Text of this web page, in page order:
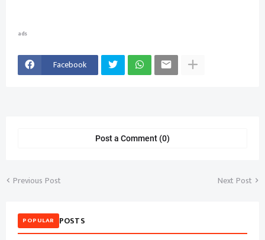
ads
Facebook
Post a Comment (0)
Previous Post Next Post
POPULAR POSTS